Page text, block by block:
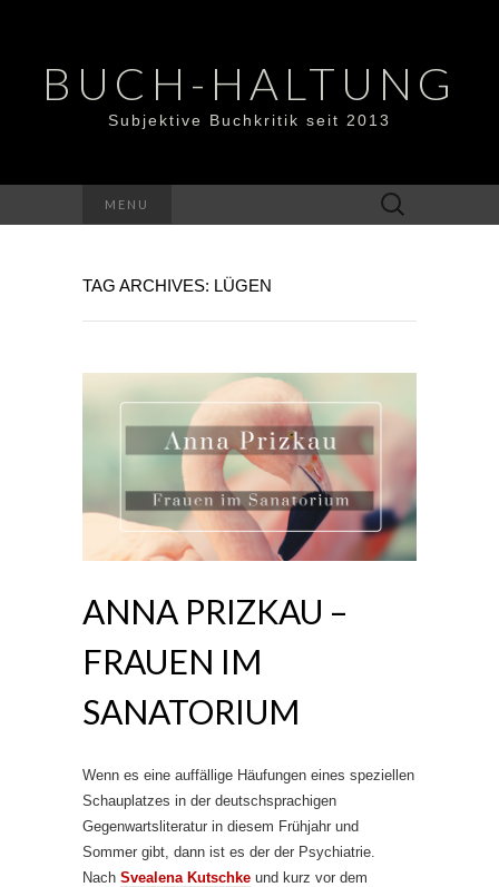
BUCH-HALTUNG
Subjektive Buchkritik seit 2013
MENU
Suchen
nach:
TAG ARCHIVES: LÜGEN
ANNA PRIZKAU –
FRAUEN IM
SANATORIUM
Wenn es eine auffällige Häufungen eines speziellen
Schauplatzes in der deutschsprachigen
Gegenwartsliteratur in diesem Frühjahr und
Sommer gibt, dann ist es der der Psychiatrie.
Nach Svealena Kutschke und kurz vor dem